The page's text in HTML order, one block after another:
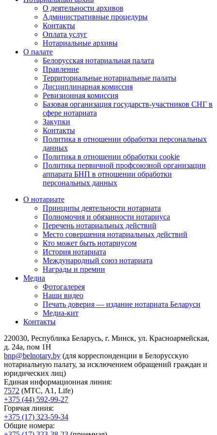
О деятельности архивов
Административные процедуры
Контакты
Оплата услуг
Нотариальные архивы
О палате
Белорусская нотариальная палата
Правление
Территориальные нотариальные палаты
Дисциплинарная комиссия
Ревизионная комиссия
Базовая организация государств-участников СНГ в
сфере нотариата
Закупки
Контакты
Политика в отношении обработки персональных
данных
Политика в отношении обработки cookie
Политика первичной профсоюзной организации
аппарата БНП в отношении обработки
персональных данных
О нотариате
Принципы деятельности нотариата
Полномочия и обязанности нотариуса
Перечень нотариальных действий
Место совершения нотариальных действий
Кто может быть нотариусом
История нотариата
Международный союз нотариата
Награды и премии
Медиа
Фотогалерея
Наши видео
Печать доверия — издание нотариата Беларуси
Медиа-кит
Контакты
220030, Республика Беларусь, г. Минск, ул. Красноармейская,
д. 24а, пом 1Н
bnp@belnotary.by (для корреспонденции в Белорусскую
нотариальную палату, за исключением обращений граждан и
юридических лиц)
Единая информационная линия:
7572 (МТС, A1, Life)
+375 (44) 592-99-27
Горячая линия:
+375 (17) 323-59-34
Общие номера: